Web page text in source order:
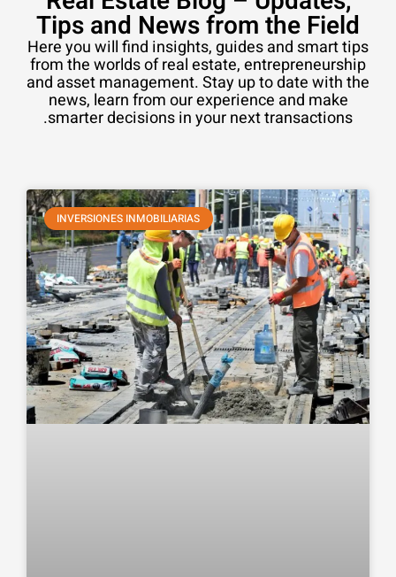
Tips and News from the Field
Here you will find insights, guides and smart tips
from the worlds of real estate, entrepreneurship
and asset management. Stay up to date with the
news, learn from our experience and make
smarter decisions in your next transactions.
INVERSIONES INMOBILIARIAS